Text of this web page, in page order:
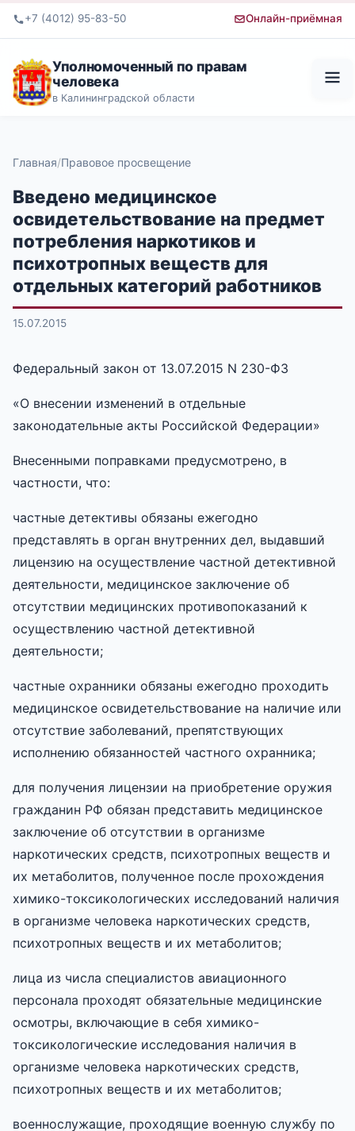
+7 (4012) 95-83-50 Онлайн-приёмная
Уполномоченный по правам
человека
в Калининградской области
Главная Правовое просвещение
Введено медицинское
освидетельствование на предмет
потребления наркотиков и
психотропных веществ для
отдельных категорий работников
15.07.2015
Федеральный закон от 13.07.2015 N 230-ФЗ
«О внесении изменений в отдельные
законодательные акты Российской Федерации»
Внесенными поправками предусмотрено, в
частности, что:
частные детективы обязаны ежегодно
представлять в орган внутренних дел, выдавший
лицензию на осуществление частной детективной
деятельности, медицинское заключение об
отсутствии медицинских противопоказаний к
осуществлению частной детективной
деятельности;
частные охранники обязаны ежегодно проходить
медицинское освидетельствование на наличие или
отсутствие заболеваний, препятствующих
исполнению обязанностей частного охранника;
для получения лицензии на приобретение оружия
гражданин РФ обязан представить медицинское
заключение об отсутствии в организме
наркотических средств, психотропных веществ и
их метаболитов, полученное после прохождения
химико-токсикологических исследований наличия
в организме человека наркотических средств,
психотропных веществ и их метаболитов;
лица из числа специалистов авиационного
персонала проходят обязательные медицинские
осмотры, включающие в себя химико-
токсикологические исследования наличия в
организме человека наркотических средств,
психотропных веществ и их метаболитов;
военнослужащие, проходящие военную службу по